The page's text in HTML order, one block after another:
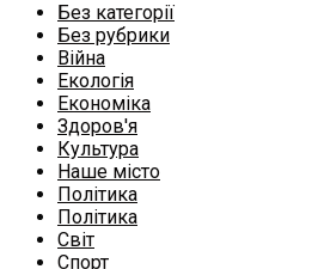
Без категорії
Без рубрики
Війна
Екологія
Економіка
Здоров'я
Культура
Наше місто
Політика
Політика
Світ
Спорт